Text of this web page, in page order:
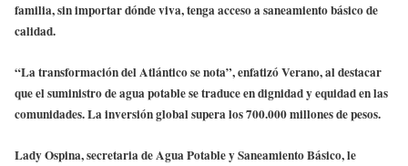
familia, sin importar dónde viva, tenga acceso a saneamiento básico de
calidad.
“La transformación del Atlántico se nota”, enfatizó Verano, al destacar
que el suministro de agua potable se traduce en dignidad y equidad en las
comunidades. La inversión global supera los 700.000 millones de pesos.
Lady Ospina, secretaria de Agua Potable y Saneamiento Básico, le